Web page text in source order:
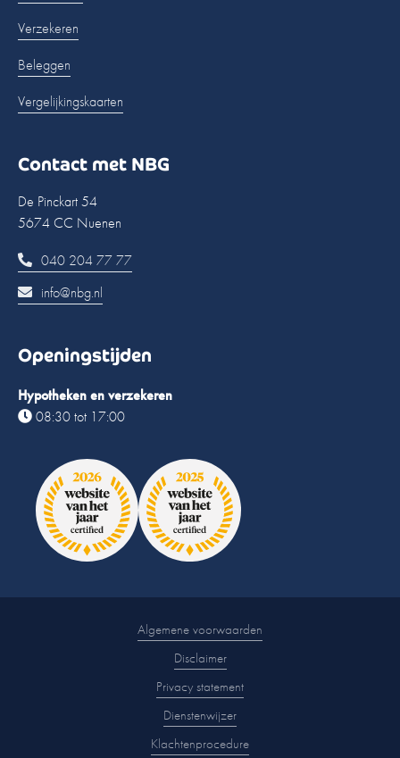
Verzekeren
Beleggen
Vergelijkingskaarten
Contact met NBG
De Pinckart 54
5674 CC Nuenen
040 204 77 77
info@nbg.nl
Openingstijden
Hypotheken en verzekeren
08:30 tot 17:00
Algemene voorwaarden
Disclaimer
Privacy statement
Dienstenwijzer
Klachtenprocedure